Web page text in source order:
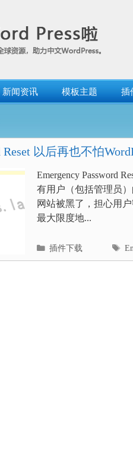
新闻资讯 模板主题 插
Reset 以后再也不怕
Emergency Password
有用户（包括管理员
网站被黑了，担心用
最大限度地...
分
类
插件下载
标
签